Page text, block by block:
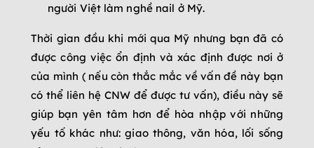
người Việt làm nghề nail ở Mỹ.
Thời gian đầu khi mới qua Mỹ nhưng bạn đã có
được công việc ổn định và xác định được nơi ở
của mình ( nếu còn thắc mắc về vấn đề này bạn
có thể liên hệ CNW để được tư vấn), điều này sẽ
giúp bạn yên tâm hơn để hòa nhập với những
yếu tố khác như: giao thông, văn hóa, lối sống